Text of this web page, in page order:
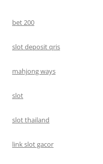
bet 200
slot deposit qris
mahjong ways
slot
slot thailand
link slot gacor